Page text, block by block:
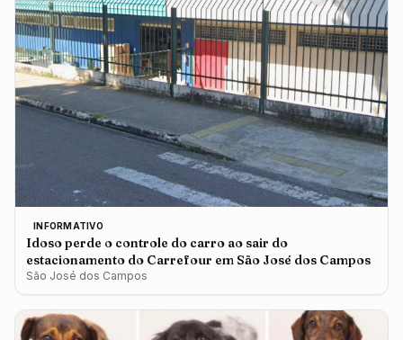
INFORMATIVO
Idoso perde o controle do carro ao sair do
estacionamento do Carrefour em São José dos Campos
São José dos Campos